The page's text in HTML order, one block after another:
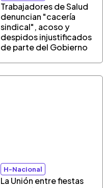
Trabajadores de Salud
denuncian "cacería
sindical", acoso y
despidos injustificados
de parte del Gobierno
H-Nacional
La Unión entre fiestas